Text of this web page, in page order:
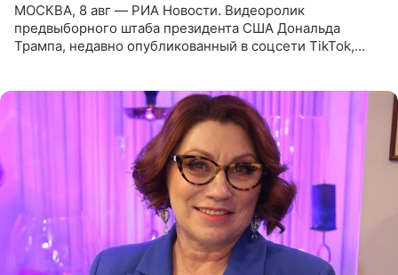
МОСКВА, 8 авг — РИА Новости. Видеоролик
предвыборного штаба президента США Дональда
Трампа, недавно опубликованный в соцсети TikTok,